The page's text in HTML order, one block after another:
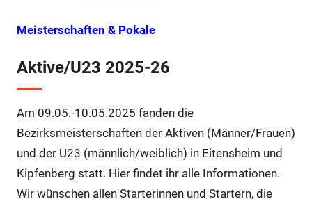
Meisterschaften & Pokale
Aktive/U23 2025-26
Am 09.05.-10.05.2025 fanden die
Bezirksmeisterschaften der Aktiven (Männer/Frauen)
und der U23 (männlich/weiblich) in Eitensheim und
Kipfenberg statt. Hier findet ihr alle Informationen.
Wir wünschen allen Starterinnen und Startern, die